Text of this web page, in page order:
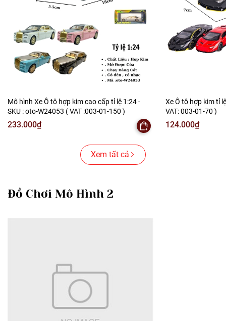
Mô hình Xe Ô tô hợp kim cao cấp tỉ lệ 1:24 -
SKU : oto-W24053 ( VAT :003-01-150 )
233.000₫
Xe Ô tô hợp kim tỉ
VAT: 003-01-70 )
124.000₫
Xem tất cả
Đồ Chơi Mô Hình 2